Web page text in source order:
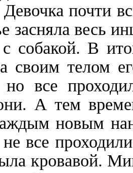
почти
засняла весь
собакой. В
своим телом
но все
А тем
новым
не все
кровавой.